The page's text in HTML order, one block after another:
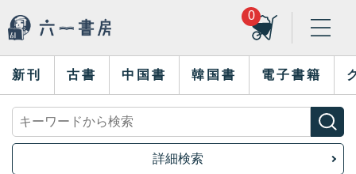
0
新刊 古書 中国書 韓国書 電子書籍
詳細検索